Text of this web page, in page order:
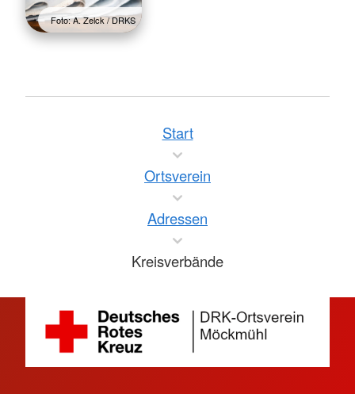
Foto: A. Zelck / DRKS
Start
Ortsverein
Adressen
Kreisverbände